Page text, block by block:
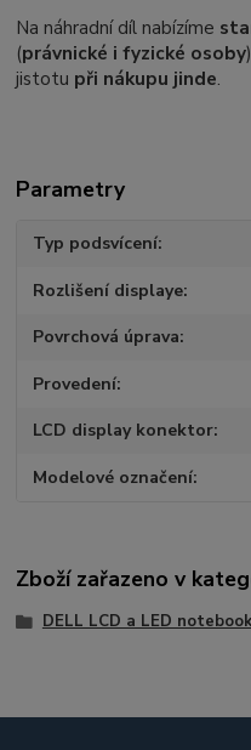
Na náhradní díl nabízíme
(právnické i fyzické osoby
jistotu při nákupu jinde.
Parametry
Typ podsvícení
Rozlišení displaye
Povrchová úprava
Provedení
LCD display konektor
Modelové označení
Zboží zařazeno v
DELL LCD a LED